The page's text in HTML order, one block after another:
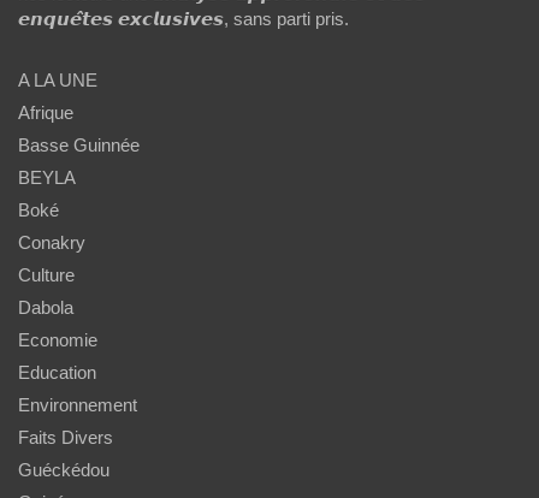
𝙚𝙣𝙦𝙪𝙚̂𝙩𝙚𝙨 𝙚𝙭𝙘𝙡𝙪𝙨𝙞𝙫𝙚𝙨, sans parti pris.
A LA UNE
Afrique
Basse Guinnée
BEYLA
Boké
Conakry
Culture
Dabola
Economie
Education
Environnement
Faits Divers
Guéckédou